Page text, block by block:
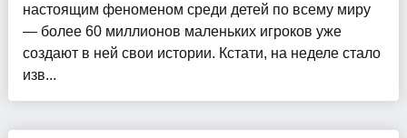
настоящим феноменом среди детей по всему миру
— более 60 миллионов маленьких игроков уже
создают в ней свои истории. Кстати, на неделе стало
изв...